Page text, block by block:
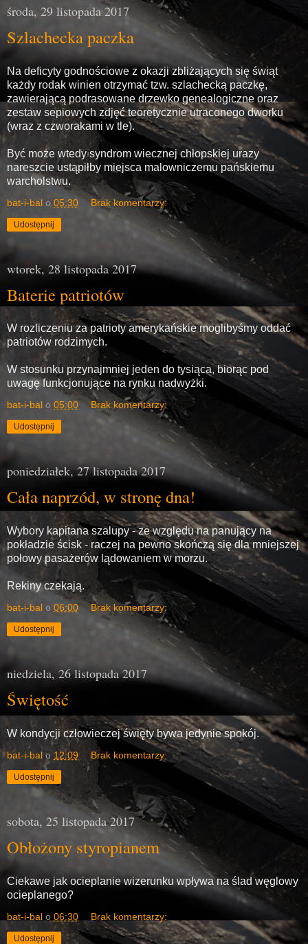
środa, 29 listopada 2017
Szlachecka paczka
Na deficyty godnościowe z okazji zbliżających się świąt
każdy rodak winien otrzymać tzw. szlachecką paczkę,
zawierającą podrasowane drzewko genealogiczne oraz
zestaw sepiowych zdjęć teoretycznie utraconego dworku
(wraz z czworakami w tle).
Być może wtedy syndrom wiecznej chłopskiej urazy
nareszcie ustąpiłby miejsca malowniczemu pańskiemu
warcholstwu.
bat-i-bal o 05:30 Brak komentarzy:
Udostępnij
wtorek, 28 listopada 2017
Baterie patriotów
W rozliczeniu za patrioty amerykańskie moglibyśmy oddać
patriotów rodzimych.
W stosunku przynajmniej jeden do tysiąca, biorąc pod
uwagę funkcjonujące na rynku nadwyżki.
bat-i-bal o 05:00 Brak komentarzy:
Udostępnij
poniedziałek, 27 listopada 2017
Cała naprzód, w stronę dna!
Wybory kapitana szalupy - ze względu na panujący na
pokładzie ścisk - raczej na pewno skończą się dla mniejszej
połowy pasażerów lądowaniem w morzu.
Rekiny czekają.
bat-i-bal o 06:00 Brak komentarzy:
Udostępnij
niedziela, 26 listopada 2017
Świętość
W kondycji człowieczej święty bywa jedynie spokój.
bat-i-bal o 12:09 Brak komentarzy:
Udostępnij
sobota, 25 listopada 2017
Obłożony styropianem
Ciekawe jak ocieplanie wizerunku wpływa na ślad węglowy
ocieplanego?
bat-i-bal o 06:30 Brak komentarzy:
Udostępnij